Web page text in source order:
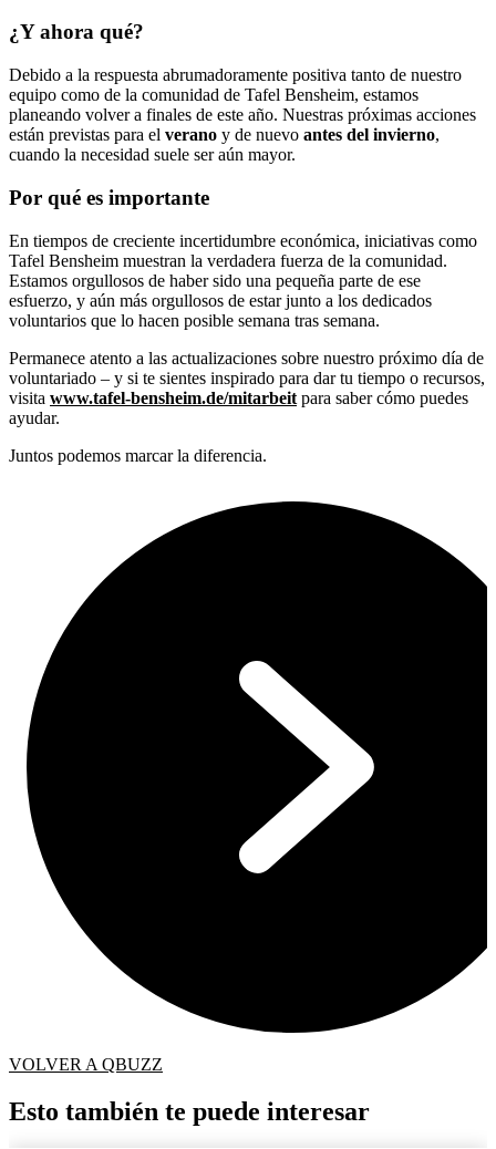
¿Y ahora qué?
Debido a la respuesta abrumadoramente positiva tanto de nuestro
equipo como de la comunidad de Tafel Bensheim, estamos
planeando volver a finales de este año. Nuestras próximas acciones
están previstas para el verano y de nuevo antes del invierno,
cuando la necesidad suele ser aún mayor.
Por qué es importante
En tiempos de creciente incertidumbre económica, iniciativas como
Tafel Bensheim muestran la verdadera fuerza de la comunidad.
Estamos orgullosos de haber sido una pequeña parte de ese
esfuerzo, y aún más orgullosos de estar junto a los dedicados
voluntarios que lo hacen posible semana tras semana.
Permanece atento a las actualizaciones sobre nuestro próximo día de
voluntariado – y si te sientes inspirado para dar tu tiempo o recursos,
visita www.tafel-bensheim.de/mitarbeit para saber cómo puedes
ayudar.
Juntos podemos marcar la diferencia.
VOLVER A QBUZZ
Esto también te puede interesar